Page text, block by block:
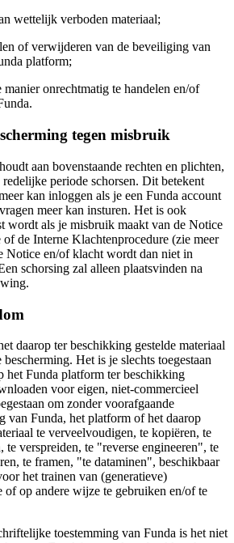
wettelijk verboden materiaal;
of verwijderen van de beveiliging van
platform;
manier onrechtmatig te handelen en/of
tegen misbruik
aan bovenstaande rechten en plichten,
periode schorsen. Dit betekent
kan inloggen als je een Funda account
meer kan insturen. Het is ook
wordt als je misbruik maakt van de Notice
de Interne Klachtenprocedure (zie meer
Notice en/of klacht wordt dan niet in
schorsing zal alleen plaatsvinden na
daarop ter beschikking gestelde materiaal
Het is je slechts toegestaan
het Funda platform ter beschikking
voor eigen, niet-commercieel
om zonder voorafgaande
van Funda, het platform of het daarop
te verveelvoudigen, te kopiëren, te
verspreiden, te "reverse engineeren", te
te framen, "te dataminen", beschikbaar
het trainen van (generatieve)
of op andere wijze te gebruiken en/of te
toestemming van Funda is het niet